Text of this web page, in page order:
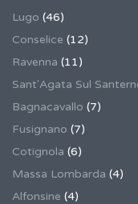
Lugo (46)
Conselice (12)
Ravenna (11)
Sant'Agata Sul
Bagnacavallo (7)
Fusignano (7)
Cotignola (6)
Massa Lombarda (4)
Alfonsine (4)